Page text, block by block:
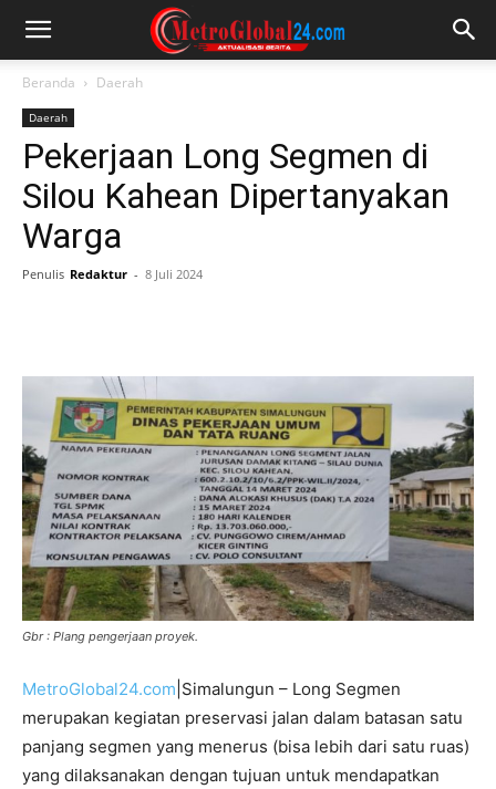
Beranda Daerah
Daerah
Pekerjaan Long Segmen di
Silou Kahean Dipertanyakan
Warga
Penulis Redaktur - 8 Juli 2024
Gbr : Plang pengerjaan proyek.
MetroGlobal24.com |Simalungun – Long Segmen
merupakan kegiatan preservasi jalan dalam batasan satu
panjang segmen yang menerus (bisa lebih dari satu ruas)
yang dilaksanakan dengan tujuan untuk mendapatkan